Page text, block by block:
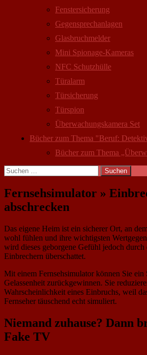
Fenstersicherung
Gegensprechanlagen
Glasbruchmelder
Mini Spionage-Kameras
NFC Schutzhülle
Türalarm
Türsicherung
Türspion
Überwachungs­kamera Set
Bücher zum Thema "Beruf:
Bücher zum Thema
Suchen
nach:
Fernsehsimulator »
abschrecken
Das eigene Heim ist ein sicherer Ort, an
wohl fühlen und ihre wichtigsten
wird dieses geborgene Gefühl jedoch
Einbrechern überschattet.
Mit einem Fernsehsimulator können Sie ein
Gelassenheit zurückgewinnen. Sie
Wahrscheinlichkeit eines Einbruchs, weil
Fernseher täuschend echt simuliert.
Niemand zuhause? Dann
Fake TV